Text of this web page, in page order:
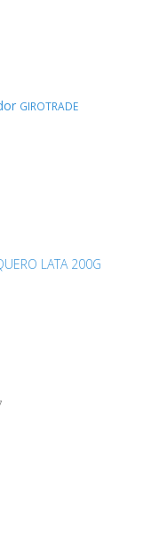
GIROTRADE
LATA 200G